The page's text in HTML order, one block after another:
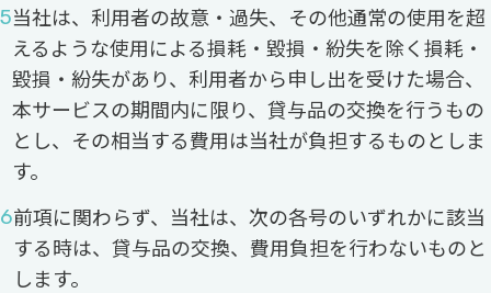
当社は、利用者の故意・過失、その他通常の使用を超
えるような使用による損耗・毀損・紛失を除く損耗・
毀損・紛失があり、利用者から申し出を受けた場合、
本サービスの期間内に限り、貸与品の交換を行うもの
とし、その相当する費用は当社が負担するものとしま
す。
前項に関わらず、当社は、次の各号のいずれかに該当
する時は、貸与品の交換、費用負担を行わないものと
します。